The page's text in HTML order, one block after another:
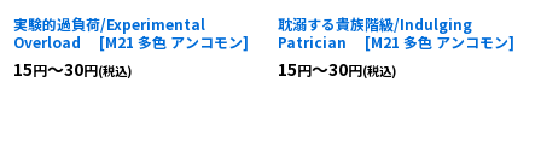
実験的過負荷/Experimental
Overload
[M21 多色 アンコモン]
15円～30円(税込)
耽溺する貴族階級/Indulging
Patrician
[M21 多色 アンコモン]
15円～30円(税込)